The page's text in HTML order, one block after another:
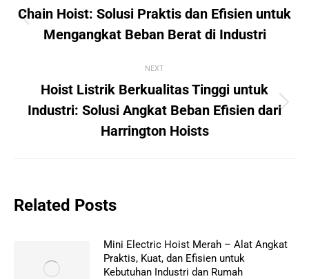
Previous
post:
Chain Hoist: Solusi Praktis dan Efisien untuk
Mengangkat Beban Berat di Industri
NEXT
Next
Hoist Listrik Berkualitas Tinggi untuk
Industri: Solusi Angkat Beban Efisien dari
Harrington Hoists
Related Posts
Mini Electric Hoist Merah – Alat Angkat
Praktis, Kuat, dan Efisien untuk
Kebutuhan Industri dan Rumah